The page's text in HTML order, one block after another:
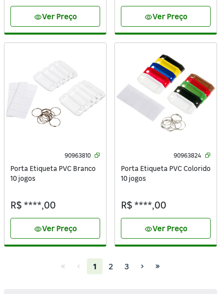
visibilityVer Preço visibilityVer Preço
90963810
Porta Etiqueta PVC Branco
10 jogos
R$ ****,00
visibilityVer Preço
90963824
Porta Etiqueta PVC Colorido
10 jogos
R$ ****,00
visibilityVer Preço
1(current)
2 3